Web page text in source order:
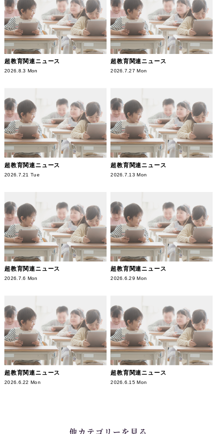
超教育関連ニュース
2026.8.3 Mon
超教育関連ニュース
2026.7.27 Mon
超教育関連ニュース
2026.7.21 Tue
超教育関連ニュース
2026.7.13 Mon
超教育関連ニュース
2026.7.6 Mon
超教育関連ニュース
2026.6.29 Mon
超教育関連ニュース
2026.6.22 Mon
超教育関連ニュース
2026.6.15 Mon
他カテゴリーを見る